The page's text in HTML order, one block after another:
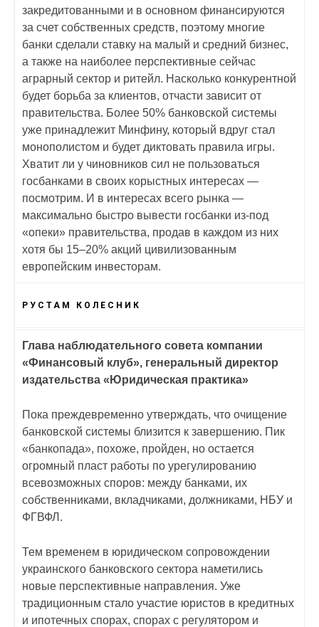
закредитованными и в основном финансируются
за счет собственных средств, поэтому многие
банки сделали ставку на малый и средний бизнес,
а также на наиболее перспективные сейчас
аграрный сектор и ритейл. Насколько конкурентной
будет борьба за клиентов, отчасти зависит от
правительства. Более 50% банковской системы
уже принадлежит Минфину, который вдруг стал
монополистом и будет диктовать правила игры.
Хватит ли у чиновников сил не пользоваться
госбанками в своих корыстных интересах —
посмотрим. И в интересах всего рынка —
максимально быстро вывести госбанки из-под
«опеки» правительства, продав в каждом из них
хотя бы 15–20% акций цивилизованным
европейским инвесторам.
РУСТАМ КОЛЕСНИК
Глава наблюдательного совета компании
«Финансовый клуб», генеральный директор
издательства «Юридическая практика»
Пока преждевременно утверждать, что очищение
банковской системы близится к завершению. Пик
«банкопада», похоже, пройден, но остается
огромный пласт работы по урегулированию
всевозможных споров: между банками, их
собственниками, вкладчиками, должниками, НБУ и
ФГВФЛ.
Тем временем в юридическом сопровождении
украинского банковского сектора наметились
новые перспективные направления. Уже
традиционным стало участие юристов в кредитных
и ипотечных спорах, спорах с регулятором и